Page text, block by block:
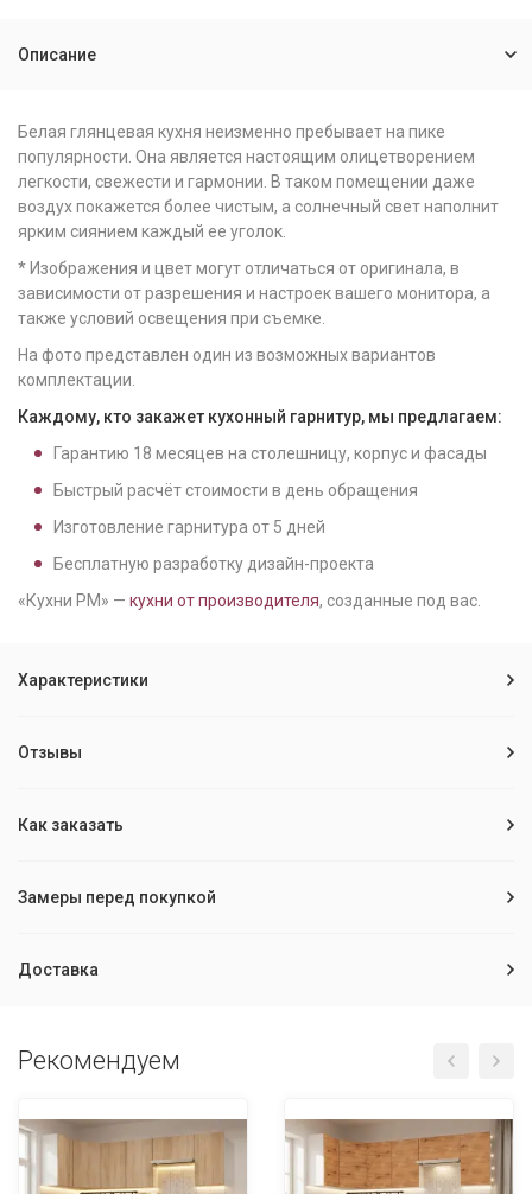
Описание
Белая глянцевая кухня неизменно пребывает на пике
популярности. Она является настоящим олицетворением
легкости, свежести и гармонии. В таком помещении даже
воздух покажется более чистым, а солнечный свет наполнит
ярким сиянием каждый ее уголок.
* Изображения и цвет могут отличаться от оригинала, в
зависимости от разрешения и настроек вашего монитора, а
также условий освещения при съемке.
На фото представлен один из возможных вариантов
комплектации.
Каждому, кто закажет кухонный гарнитур, мы предлагаем:
Гарантию 18 месяцев на столешницу, корпус и фасады
Быстрый расчёт стоимости в день обращения
Изготовление гарнитура от 5 дней
Бесплатную разработку дизайн-проекта
«Кухни РМ» — кухни от производителя, созданные под вас.
Характеристики
Отзывы
Как заказать
Замеры перед покупкой
Доставка
Рекомендуем